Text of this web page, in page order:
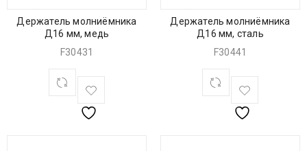
Держатель молниёмника
Д16 мм, медь
F30431
Держатель молниёмника
Д16 мм, сталь
F30441